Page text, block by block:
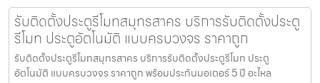
รับติดตั้งประตูรีโมทสมุทรสาคร บริการรับติดตั้งประตู
รีโมท ประตูอัตโนมัติ แบบครบวงจร ราคาถูก
รับติดตั้งประตูรีโมทสมุทรสาคร บริการรับติดตั้งประตูรีโมท ประตู
อัตโนมัติ แบบครบวงจร ราคาถูก พร้อมประกันมอเตอร์ 5 ปี อะไหล